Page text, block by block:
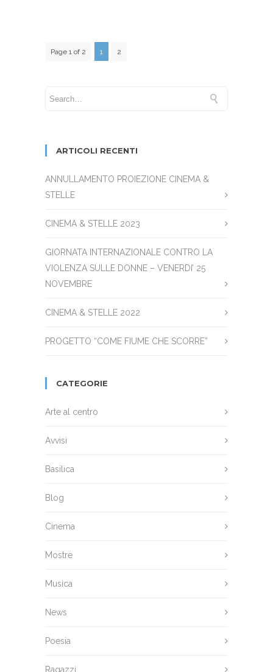
Page 1 of 2 1 2
ARTICOLI RECENTI
ANNULLAMENTO PROIEZIONE CINEMA &
STELLE
CINEMA & STELLE 2023
GIORNATA INTERNAZIONALE CONTRO LA
VIOLENZA SULLE DONNE – VENERDI’ 25
NOVEMBRE
CINEMA & STELLE 2022
PROGETTO “COME FIUME CHE SCORRE”
CATEGORIE
Arte al centro
Avvisi
Basilica
Blog
Cinema
Mostre
Musica
News
Poesia
Ragazzi